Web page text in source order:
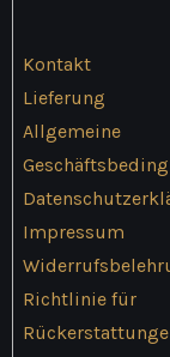
Kontakt
Lieferung
Allgemeine
Impressum
Richtlinie für